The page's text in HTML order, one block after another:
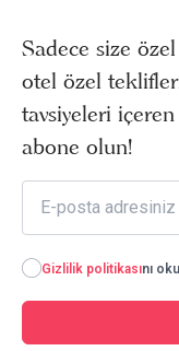
Sadece size
otel özel
tavsiyeleri
abone olun!
Gizlilik politikasını